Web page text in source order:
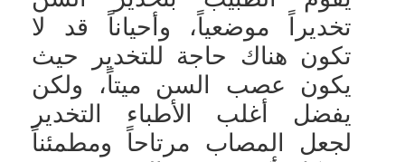
تخديراً موضعياً، وأحياناً قد لا
تكون هناك حاجة للتخدير حيث
يكون عصب السن ميتاً، ولكن
يفضل أغلب الأطباء التخدير
لجعل المصاب مرتاحاً ومطمئناً